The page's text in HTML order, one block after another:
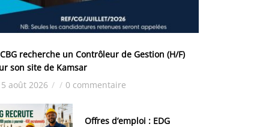
recherche un Contrôleur de Gestion (H/F)
son site de Kamsar
5 août 2026 / / 0 commentaire
Offres d’emploi : EDG